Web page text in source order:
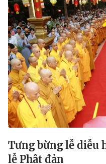
Tưng bừng lễ diễu
lễ Phật đản